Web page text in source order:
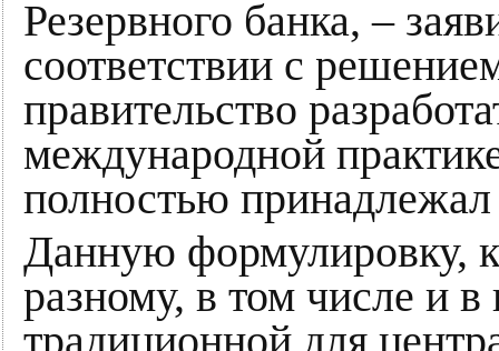
Резервного банка, –
соответствии с
правительство
международной
полностью
Данную формулировку,
разному, в том числе и в
традиционной для